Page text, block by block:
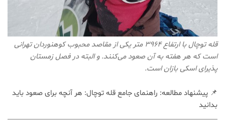
قله توچال با ارتفاع ۳۹۶۴ متر یکی از مقاصد محبوب کوهنوردان تهرانی
است که هر هفته به آن صعود می‌کنند. و البته در فصل زمستان
پذیرای اسکی بازان است.
📌 پیشنهاد مطالعه: راهنمای جامع قله توچال: هر آنچه برای صعود باید
بدانید